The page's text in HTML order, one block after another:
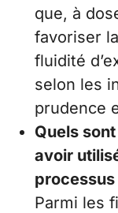
que, à
favoriser
fluidité
selon les
prudence
Quels
avoir
Parmi les